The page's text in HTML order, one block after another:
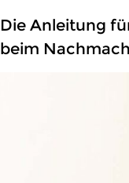
Die Anleitung
beim